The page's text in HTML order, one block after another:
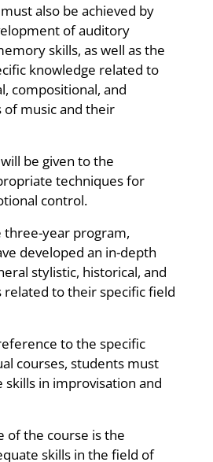
also be achieved by
of auditory
skills, as well as the
knowledge related to
compositional, and
of music and their
be given to the
techniques for
control.
three-year program,
developed an in-depth
stylistic, historical, and
related to their specific field
to the specific
courses, students must
skills in improvisation and
of the course is the
skills in the field of